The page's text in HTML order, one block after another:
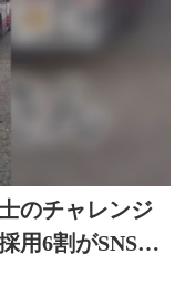
のチャレンジ
用6割がSNSき